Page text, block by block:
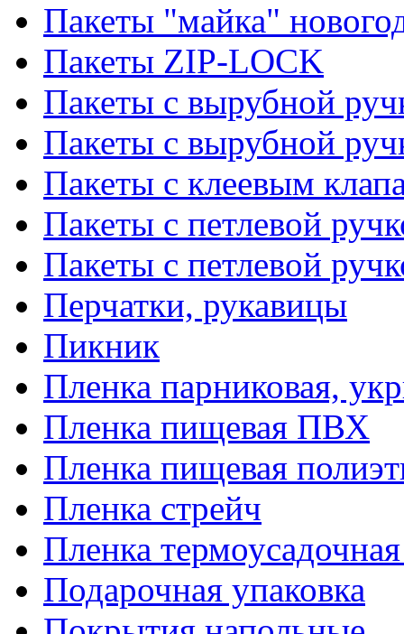
Пакеты "майка"
Пакеты ZIP-LOCK
Пакеты с вырубной
Пакеты с вырубной
Пакеты с клеевым
Пакеты с петлевой
Пакеты с петлевой
Перчатки, рукавицы
Пикник
Пленка парниковая,
Пленка пищевая ПВХ
Пленка пищевая
Пленка стрейч
Пленка
Подарочная упаковка